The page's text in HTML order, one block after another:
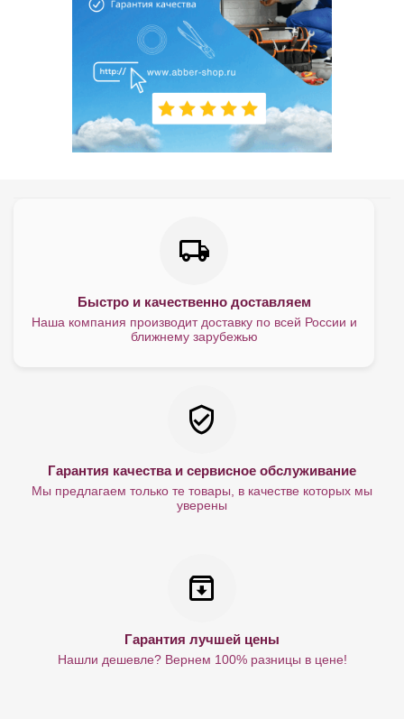
Быстро и качественно доставляем
Наша компания производит доставку по всей России и
ближнему зарубежью
Гарантия качества и сервисное обслуживание
Мы предлагаем только те товары, в качестве которых мы
уверены
Гарантия лучшей цены
Нашли дешевле? Вернем 100% разницы в цене!